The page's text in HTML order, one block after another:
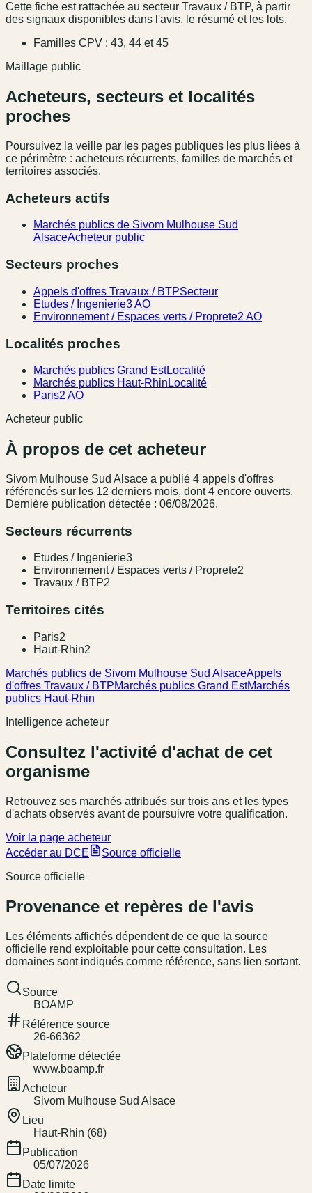
Cette fiche est rattachée au secteur Travaux / BTP, à partir
des signaux disponibles dans l'avis, le résumé et les lots.
Familles CPV : 43, 44 et 45
Maillage public
Acheteurs, secteurs et localités
proches
Poursuivez la veille par les pages publiques les plus liées à
ce périmètre : acheteurs récurrents, familles de marchés et
territoires associés.
Acheteurs actifs
Marchés publics de Sivom Mulhouse Sud
AlsaceAcheteur public
Secteurs proches
Appels d'offres Travaux / BTPSecteur
Etudes / Ingenierie3 AO
Environnement / Espaces verts / Proprete2 AO
Localités proches
Marchés publics Grand EstLocalité
Marchés publics Haut-Rhin Localité
Paris2 AO
Acheteur public
À propos de cet acheteur
Sivom Mulhouse Sud Alsace a publié 4 appel s d'offres
référencés sur les 12 derniers mois, dont 4 encore ouverts.
Dernière publication détectée : 06/08/2026.
Secteurs récurrents
Etudes / Ingenierie3
Environnement / Espaces verts / Proprete2
Travaux / BTP2
Territoires cités
Paris2
Haut-Rhin2
Marchés publics de Sivom Mulhouse Sud AlsaceAppels
d'offres Travaux / BTPMarchés publics Grand EstMarchés
publics Haut-Rhin
Intelligence acheteur
Consultez l'activité d'achat de cet
organisme
Retrouvez ses marchés attribués sur trois ans et les types
d'achats observés avant de poursuivre votre qualification.
Voir la page acheteur
Accéder au DCE
Source officielle
Source officielle
Provenance et repères de l'avis
Les éléments affichés dépendent de ce que la source
officielle rend exploitable pour cette consultation. Les
domaines sont indiqués comme référence, sans lien sortant.
Source
BOAMP
Référence source
26-66362
Plateforme détectée
www.boamp.fr
Acheteur
Sivom Mulhouse Sud Alsace
Lieu
Haut-Rhin (68)
Publication
05/07/2026
Date limite